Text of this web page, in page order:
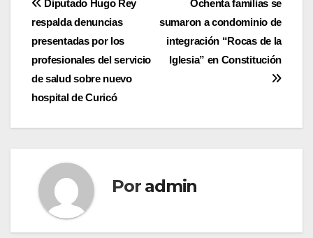
Navegación
de
entradas
Ochenta familias se
sumaron a condominio de
integración “Rocas de la
Iglesia” en Constitución
Diputado Hugo Rey
respalda denuncias
presentadas por los
profesionales del servicio
de salud sobre nuevo
hospital de Curicó
Por admin